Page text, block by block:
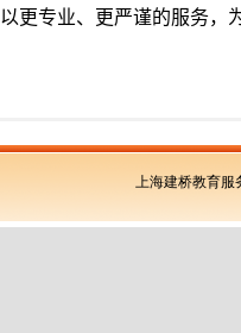
更专业、更严谨的服务，
上海建桥教育服